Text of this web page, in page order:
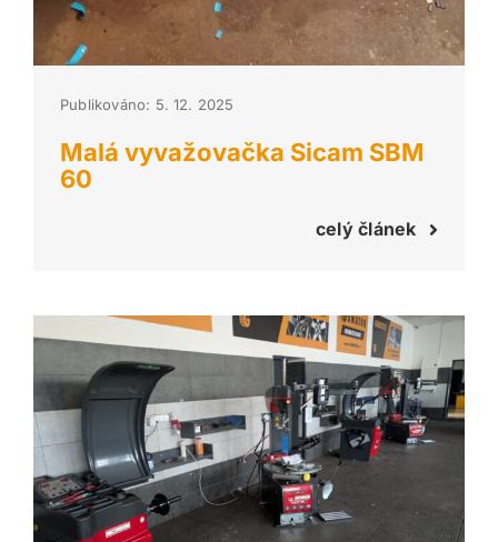
Publikováno: 5. 12. 2025
Malá vyvažovačka Sicam SBM
60
celý článek